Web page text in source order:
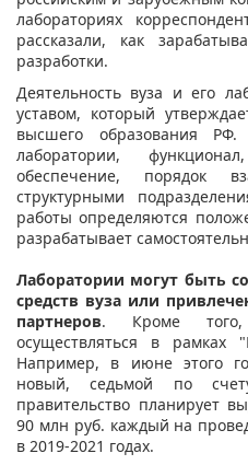
лабораториях
рассказали, как
разработки.
Деятельность вуза и его
уставом, который
высшего образования
лаборатории,
обеспечение, порядок
структурными
работы определяются
разрабатывает
Лаборатории могут быть
средств вуза или
партнеров. Кроме того,
осуществляться в рамках
Например, в июне этого
новый, седьмой по
правительство планирует
90 млн руб. каждый на
в 2019-2021 годах.